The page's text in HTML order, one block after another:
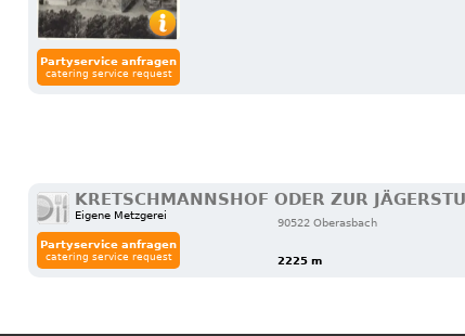
Partyservice anfragen
catering service request
KRETSCHMANNSHOF ODER ZUR
Eigene Metzgerei
90522 Oberasbach
2225 m
Partyservice anfragen
catering service request